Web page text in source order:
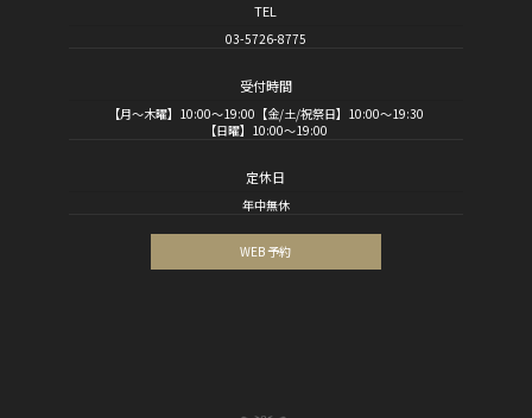
TEL
03-5726-8775
受付時間
【月～木曜】10:00～19:00【金/土/祝祭日】10:00～19:30
【日曜】10:00～19:00
定休日
年中無休
WEB 予約